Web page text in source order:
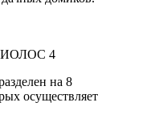
БИОЛОС 4
на 8
осуществляет